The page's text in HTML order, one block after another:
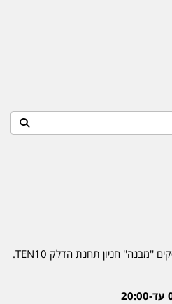
האילן 4 אור עקיבא - מתחם העסקים ''מבנה'' חניון תחנת הדלק TEN10.